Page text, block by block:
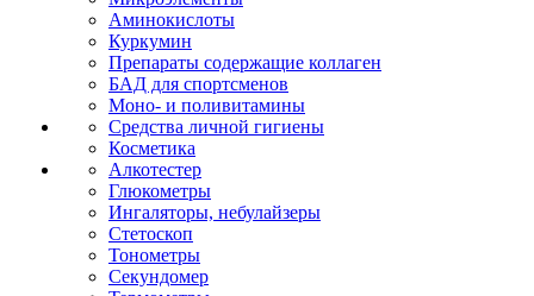
Аминокислоты
Куркумин
Препараты содержащие коллаген
БАД для спортсменов
Моно- и поливитамины
Средства личной гигиены
Косметика
Алкотестер
Глюкометры
Ингаляторы, небулайзеры
Стетоскоп
Тонометры
Секундомер